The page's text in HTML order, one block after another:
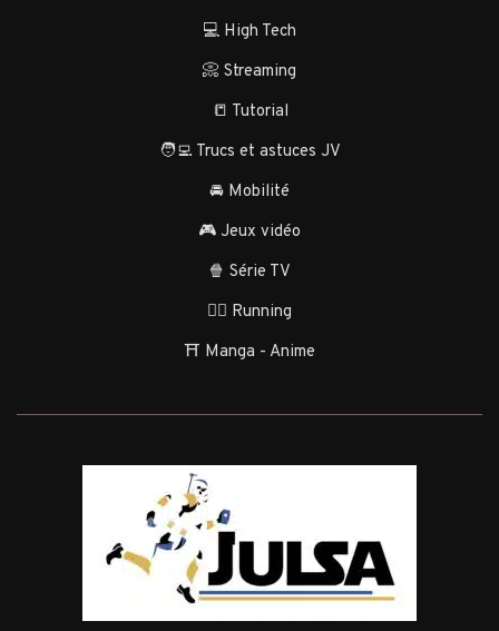
💻 High Tech
📀 Streaming
📒 Tutorial
🧑‍💻 Trucs et astuces JV
🚘 Mobilité
🎮 Jeux vidéo
🍿 Série TV
🏃‍♂️ Running
⛩️ Manga - Anime